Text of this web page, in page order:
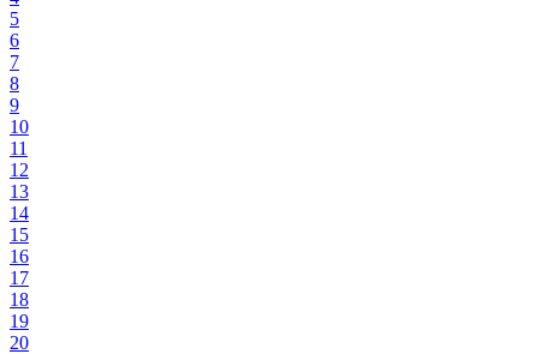
5
6
7
8
9
10
11
12
13
14
15
16
17
18
19
20